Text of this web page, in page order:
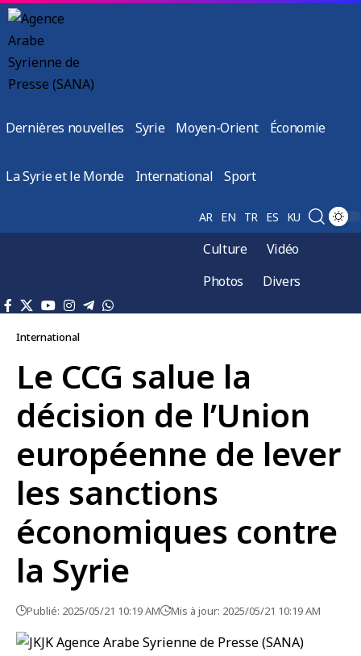
Dernières nouvelles Syrie Moyen-Orient Économie
La Syrie et le Monde International Sport
AR EN TR ES KU
Culture
Vidéo
Photos
Divers
International
Le CCG salue la
décision de l’Union
européenne de lever
les sanctions
économiques contre
la Syrie
Publié: 2025/05/21 10:19 AM Mis à jour: 2025/05/21 10:19 AM